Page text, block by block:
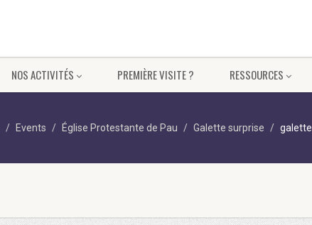
NOS ACTIVITÉS PREMIÈRE VISITE ? RESSOURCES
Events Église Protestante de Pau Galette surprise galette